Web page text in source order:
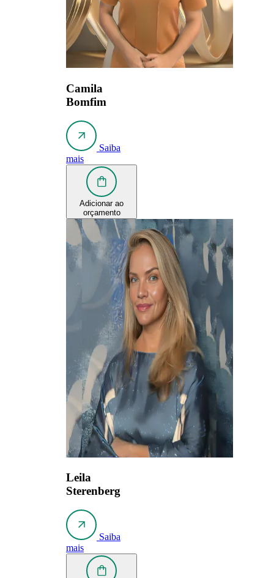
Camila
Bomfim
Saiba
mais
Adicionar ao
orçamento
Leila
Sterenberg
Saiba
mais